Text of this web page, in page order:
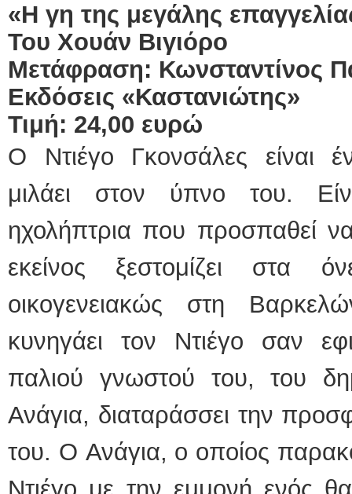
«Η γη της μεγάλης
Του Χουάν Βιγιόρο
Μετάφραση: Κωνσταντίνος
Εκδόσεις «Καστανιώτης»
Τιμή: 24,00 ευρώ
Ο Ντιέγο Γκονσάλες είναι
μιλάει στον ύπνο του.
ηχολήπτρια που προσπαθεί
εκείνος ξεστομίζει στα
οικογενειακώς στη
κυνηγάει τον Ντιέγο σαν
παλιού γνωστού του, του
Ανάγια, διαταράσσει την
του. O Ανάγια, ο οποίος